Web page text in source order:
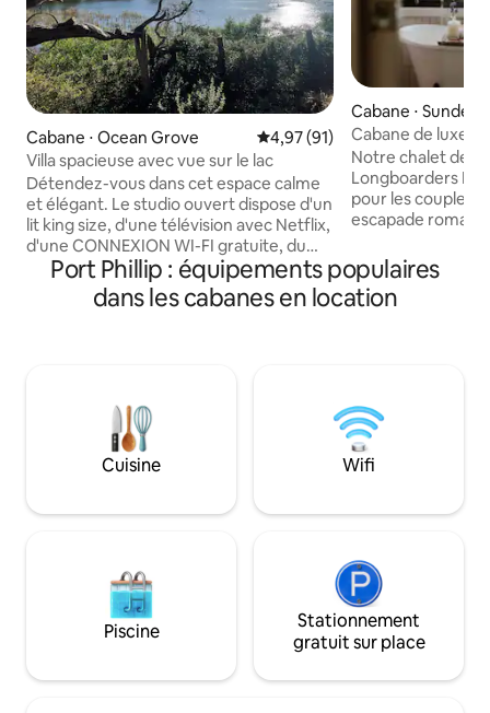
Cabane ⋅ Ocean Grove Évaluation moyenne sur la
4,97 (91)
Villa spacieuse avec vue sur le lac
Détendez-vous dans cet espace calme
et élégant. Le studio ouvert dispose d'un
lit king size, d'une télévision avec Netflix,
d'une CONNEXION WI-FI gratuite, du
chauffage et de la climatisation, d'une
vue imprenable sur le lac. Votre terrasse
privée dispose de meubles d'extérieur
Nous sommes à 10 minutes à pied de la
rivière, des cafés et des boutiques et à
15 minutes de la plage de surf locale. Les
nombreux établissements vinicoles,
Bellarine sont tous à quelques minutes
Cabane ⋅
Cabane de luxe «
coucher de soleil
Notre chalet de
Longboarders
pour les couples
escapade
queen, 1 canapé-
Située sur 1,5
privé et dotée
parfois, des
depuis votre
guimauves
privé et profitez
Port Phillip : équipements populaires
dans les cabanes en location
Cuisine Wifi
Piscine
Stationnement
gratuit sur place